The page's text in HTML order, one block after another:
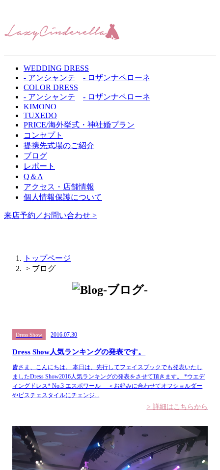
WEDDING DRESS
- アンシャンテ
- ロザンナペローネ
COLOR DRESS
- アンシャンテ
- ロザンナペローネ
KIMONO
TUXEDO
PRICE/海外挙式・神社婚プラン
コンセプト
提携先式場のご紹介
ブログ
レポート
Q＆A
アクセス・店舗情報
個人情報保護について
来店予約／お問い合わせ >
トップページ
> ブログ
Dress Show 2016.07.30
Dress Show人気ランキングの発表です。
皆さま、こんにちは。 本日は、先行してフェイスブックでも発表いたし
ましたDress Show2016人気ランキングの発表をさせて頂きます。 *ウエデ
ィングドレス* No.3 エスポワール ＜お好みに合わせてオフショルダー
やビスチェスタイルにチェンジ...
> 詳細はこちらから